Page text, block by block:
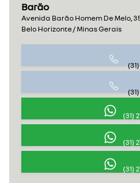
Barão
Avenida Barão Homem De Melo,
Belo Horizonte / Minas Gerais
(31)
(31)
(31)
(31)
(31)